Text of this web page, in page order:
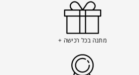
מתנה בכל רכישה +